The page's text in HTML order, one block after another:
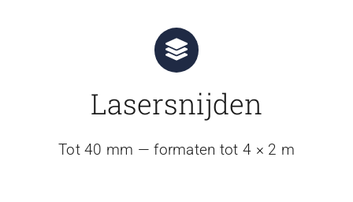
Lasersnijden
Tot 40 mm — formaten tot 4 × 2 m